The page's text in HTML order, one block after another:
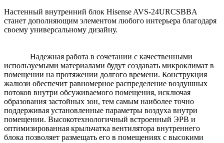
Настенный внутренний блок Hisense AVS-24URCSBBA
станет дополняющим элементом любого интерьера благодаря
своему универсальному дизайну.
Надежная работа в сочетании с качественными
используемыми материалами будут создавать микроклимат в
помещении на протяжении долгого времени. Конструкция
жалюзи обеспечит равномерное распределение воздушных
потоков внутри обсуживаемого помещения, исключая
образования застойных зон, тем самым наиболее точно
поддерживая установленные параметры воздуха внутри
помещении. Высокотехнологичный встроенный ЭРВ и
оптимизированная крыльчатка вентилятора внутреннего
блока позволяет размещать его в помещениях с высокими